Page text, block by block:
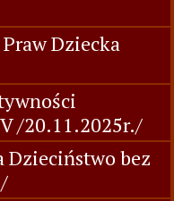
Dziecka
/20.11.2025r./
Dzieciństwo bez